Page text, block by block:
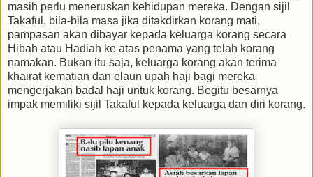
masih perlu meneruskan kehidupan mereka. Dengan sijil
Takaful, bila-bila masa jika ditakdirkan korang mati,
pampasan akan dibayar kepada keluarga korang secara
Hibah atau Hadiah ke atas penama yang telah korang
namakan. Bukan itu saja, keluarga korang akan terima
khairat kematian dan elaun upah haji bagi mereka
mengerjakan badal haji untuk korang. Begitu besarnya
impak memiliki sijil Takaful kepada keluarga dan diri korang.